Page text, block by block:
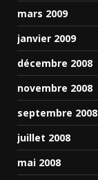
mars 2009
janvier 2009
décembre 2008
novembre 2008
septembre 2008
juillet 2008
mai 2008